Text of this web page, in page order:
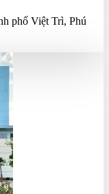
phố Việt Trì, Phú